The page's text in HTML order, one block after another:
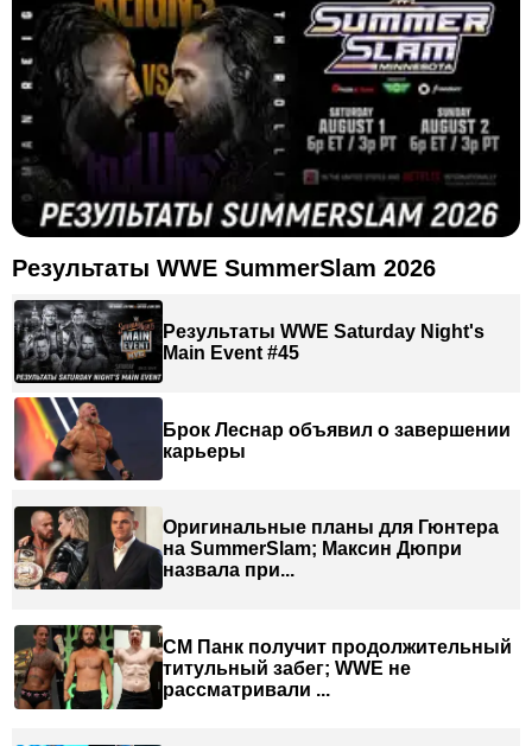
Результаты WWE SummerSlam 2026
Результаты WWE Saturday Night's
Main Event #45
Брок Леснар объявил о завершении
карьеры
Оригинальные планы для Гюнтера
на SummerSlam; Максин Дюпри
назвала при...
СМ Панк получит продолжительный
титульный забег; WWE не
рассматривали ...